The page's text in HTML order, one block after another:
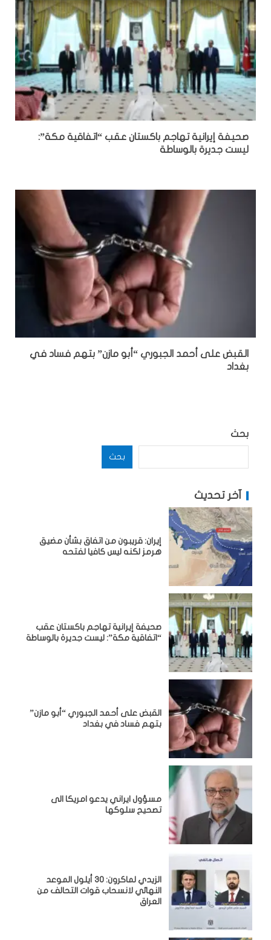
صحيفة إيرانية تهاجم باكستان عقب “اتفاقية مكة”:
ليست جديرة بالوساطة
القبض على أحمد الجبوري “أبو مازن” بتهم فساد في
بغداد
بحث
بحث
آخر تحديث
إيران: قريبون من اتفاق بشأن مضيق
هرمز لكنه ليس كافيا لفتحه
صحيفة إيرانية تهاجم باكستان عقب
“اتفاقية مكة”: ليست جديرة بالوساطة
القبض على أحمد الجبوري “أبو مازن”
بتهم فساد في بغداد
مسؤول ايراني يدعو امريكا الى
تصحيح سلوكها
الزيدي لماكرون: 30 أيلول الموعد
النهائي لانسحاب قوات التحالف من
العراق